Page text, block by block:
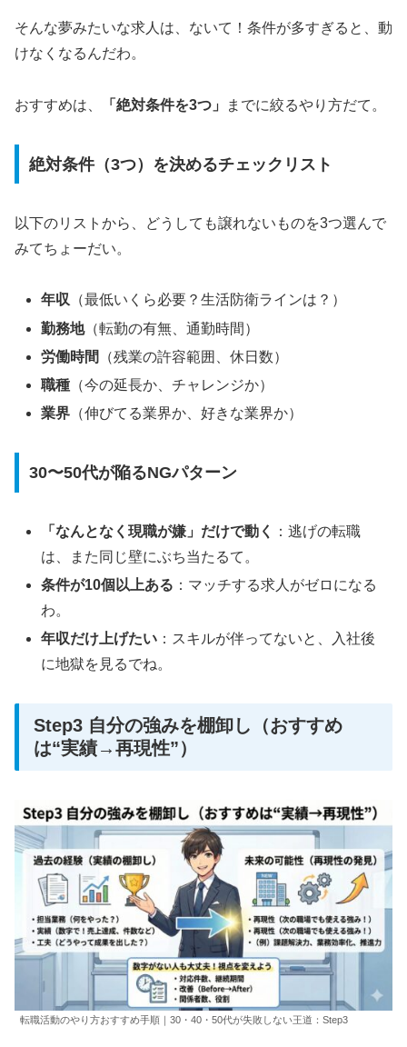
そんな夢みたいな求人は、ないて！条件が多すぎると、動
けなくなるんだわ。
おすすめは、 「絶対条件を3つ」 までに絞るやり方だて。
絶対条件（3つ）を決めるチェックリスト
以下のリストから、どうしても譲れないものを3つ選んで
みてちょーだい。
年収
（最低いくら必要？生活防衛ラインは？）
勤務地（転勤の有無、通勤時間）
労働時間
（残業の許容範囲、休日数）
職種 （今の延長か、チャレンジか）
業界 （伸びてる業界か、好きな業界か）
30〜50代が陥るNGパターン
「なんとなく現職が嫌」だけで動く
：逃げの転職
は、また同じ壁にぶち当たるて。
条件が10個以上ある ：マッチする求人がゼロになる
わ。
年収だけ上げたい ：スキルが伴ってないと、入社後
に地獄を見るでね。
Step3 自分の強みを棚卸し（おすすめ
は“実績→再現性”）
転職活動のやり方おすすめ手順｜30・40・50代が失敗しない王道：Step3